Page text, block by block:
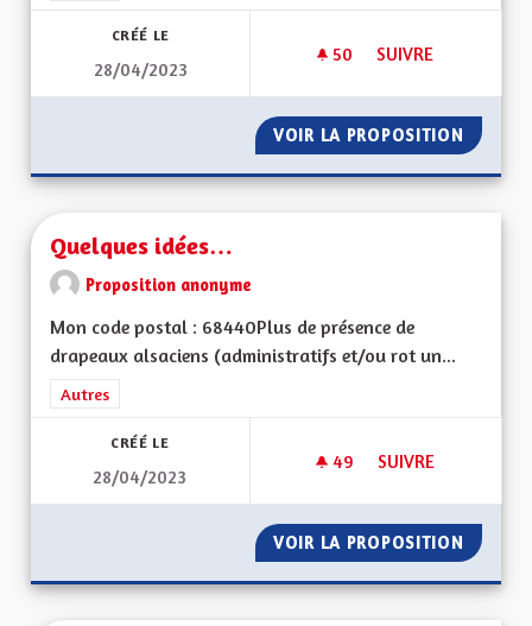
CRÉÉ LE
28/04/2023
50 50 ABONNÉS
SUIVRE
VOIR LA PROPOSITION
Quelques idées…
Proposition anonyme
Mon code postal : 68440Plus de présence de
drapeaux alsaciens (administratifs et/ou rot un...
Filtrer les résultats de la catégorie : Autres
Autres
CRÉÉ LE
28/04/2023
49 49 ABONNÉS
SUIVRE
VOIR LA PROPOSITION